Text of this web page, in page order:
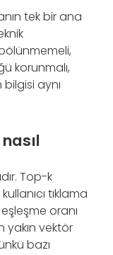
tek bir ana
korunmalı,
aynı
Top-k
tıklama
oranı
yakın vektör
bazı